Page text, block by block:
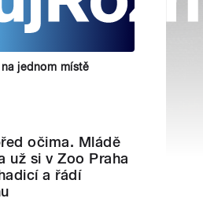
jednom místě
očima. Mládě
už si v Zoo Praha
a řádí